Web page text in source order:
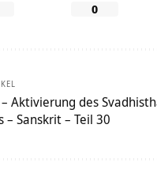
0
– Aktivierung des
– Sanskrit – Teil 30